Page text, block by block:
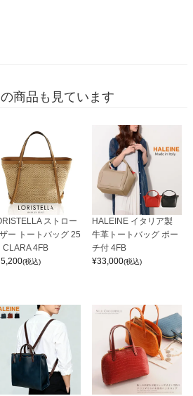
商品も見ています
ストロー
ー トートバッグ 25
CLARA 4FB
(税込)
HALEINE イタリア製
牛革トートバッグ ポー
チ付 4FB
¥33,000(税込)